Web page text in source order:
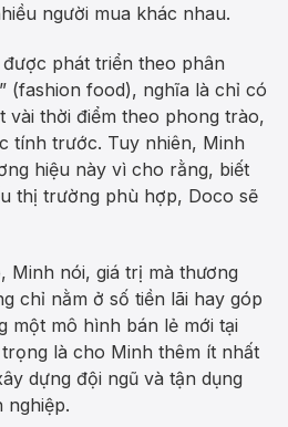
người mua khác nhau.
phát triển theo phân
(fashion food), nghĩa là chỉ có
vài thời điểm theo phong trào,
tính trước. Tuy nhiên, Minh
hiệu này vì cho rằng, biết
thị trường phù hợp, Doco sẽ
Minh nói, giá trị mà thương
chỉ nằm ở số tiền lãi hay góp
một mô hình bán lẻ mới tại
là cho Minh thêm ít nhất
dựng đội ngũ và tận dụng
nghiệp.